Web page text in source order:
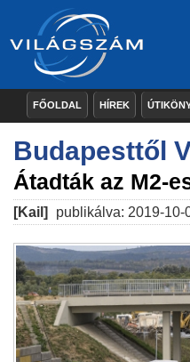
FŐOLDAL HÍREK
Budapesttől
Átadták az M2-
[Kail] publikálva: 2019-10-